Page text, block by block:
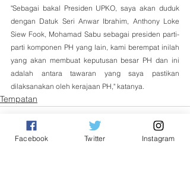
"Sebagai bakal Presiden UPKO, saya akan duduk
dengan Datuk Seri Anwar Ibrahim, Anthony Loke
Siew Fook, Mohamad Sabu sebagai presiden parti-
parti komponen PH yang lain, kami berempat inilah
yang akan membuat keputusan besar PH dan ini
adalah antara tawaran yang saya pastikan
dilaksanakan oleh kerajaan PH," katanya.
Tempatan
Facebook Twitter Instagram